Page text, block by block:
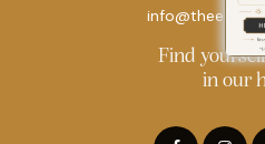
Find
in our